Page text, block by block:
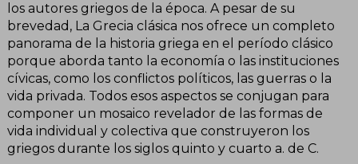
los autores griegos de la época. A pesar de su
brevedad, La Grecia clásica nos ofrece un completo
panorama de la historia griega en el período clásico
porque aborda tanto la economía o las instituciones
cívicas, como los conflictos políticos, las guerras o la
vida privada. Todos esos aspectos se conjugan para
componer un mosaico revelador de las formas de
vida individual y colectiva que construyeron los
griegos durante los siglos quinto y cuarto a. de C.